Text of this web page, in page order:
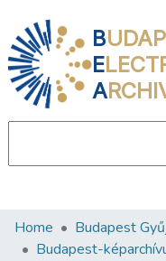
B
E
A
Communities &
Home Budapest
Budapest-